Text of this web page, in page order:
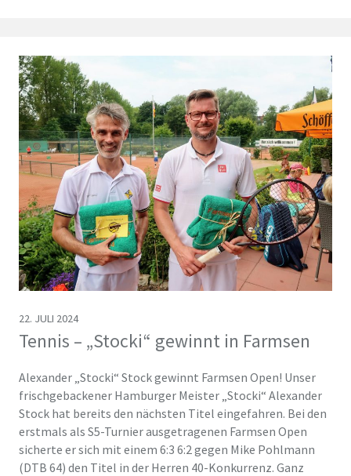
Tennis – „Stocki“ gewinnt in Farmsen
22. JULI 2024
Alexander „Stocki“ Stock gewinnt Farmsen Open! Unser
frischgebackener Hamburger Meister „Stocki“ Alexander
Stock hat bereits den nächsten Titel eingefahren. Bei den
erstmals als S5-Turnier ausgetragenen Farmsen Open
sicherte er sich mit einem 6:3 6:2 gegen Mike Pohlmann
(DTB 64) den Titel in der Herren 40-Konkurrenz. Ganz